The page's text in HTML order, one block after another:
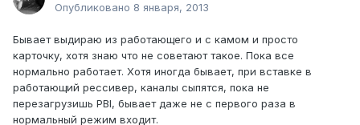
Опубликовано 8 января, 2013
Бывает выдираю из работающего и с камом и просто
карточку, хотя знаю что не советают такое. Пока все
нормально работает. Хотя иногда бывает, при вставке в
работающий рессивер, каналы сыпятся, пока не
перезагрузишь PBI, бывает даже не с первого раза в
нормальный режим входит.